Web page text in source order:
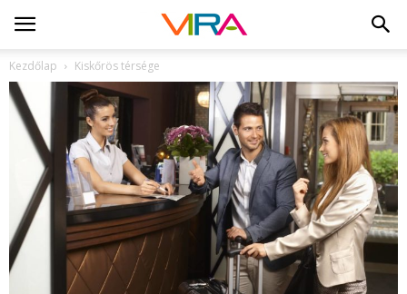
Kezdőlap Kiskőrös térsége